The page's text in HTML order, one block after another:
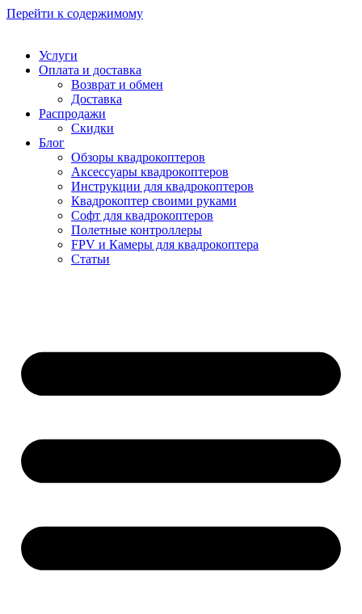
Перейти к содержимому
Услуги
Оплата и доставка
Возврат и обмен
Доставка
Распродажи
Скидки
Блог
Обзоры квадрокоптеров
Аксессуары квадрокоптеров
Инструкции для квадрокоптеров
Квадрокоптер своими руками
Софт для квадрокоптеров
Полетные контроллеры
FPV и Камеры для квадрокоптера
Статьи